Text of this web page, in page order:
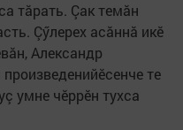
тăрать. Çак темăн
Çӳлерех асăннă икӗ
Александр
те
умне чӗррӗн тухса